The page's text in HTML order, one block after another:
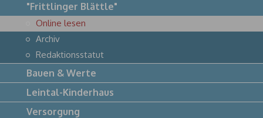
"Frittlinger Blättle"
Online lesen
Archiv
Redaktionsstatut
Bauen & Werte
Leintal-Kinderhaus
Versorgung